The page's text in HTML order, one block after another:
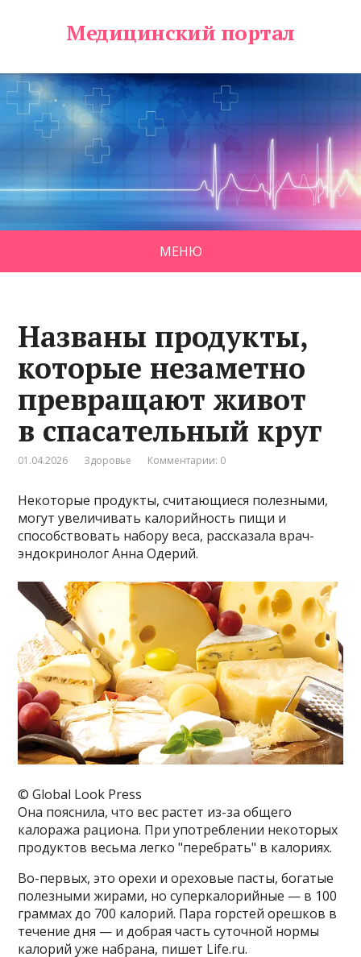
Медицинский портал
МЕНЮ
Названы продукты,
которые незаметно
превращают живот
в спасательный круг
01.04.2026 Здоровье Комментарии: 0
Некоторые продукты, считающиеся полезными,
могут увеличивать калорийность пищи и
способствовать набору веса, рассказала врач-
эндокринолог Анна Одерий.
© Global Look Press
Она пояснила, что вес растет из-за общего
калоража рациона. При употреблении некоторых
продуктов весьма легко "перебрать" в калориях.
Во-первых, это орехи и ореховые пасты, богатые
полезными жирами, но суперкалорийные — в 100
граммах до 700 калорий. Пара горстей орешков в
течение дня — и добрая часть суточной нормы
калорий уже набрана, пишет Life.ru.